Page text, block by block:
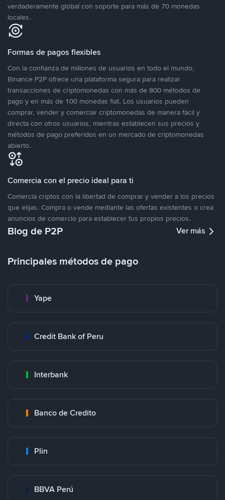
verdaderamente global con soporte para más de 70 monedas
locales.
Formas de pagos flexibles
Con la confianza de millones de usuarios en todo el mundo,
Binance P2P ofrece una plataforma segura para realizar
transacciones de criptomonedas con más de 800 métodos de
pago y en más de 100 monedas fiat. Los usuarios pueden
comprar, vender y comerciar criptomonedas de manera fácil y
directa con otros usuarios, mientras establecen sus precios y
métodos de pago preferidos en un mercado de criptomonedas
abierto.
Comercia con el precio ideal para ti
Comercia criptos con la libertad de comprar y vender a los precios
que elijas. Compra o vende mediante las ofertas existentes o crea
anuncios de comercio para establecer tus propios precios.
Blog de P2P Ver más
Principales métodos de pago
Yape
Credit Bank of Peru
Interbank
Banco de Credito
Plin
BBVA Perú